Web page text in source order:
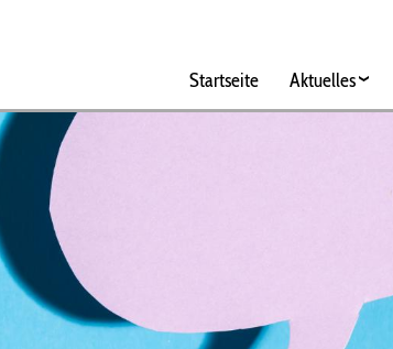
Startseite Aktuelles